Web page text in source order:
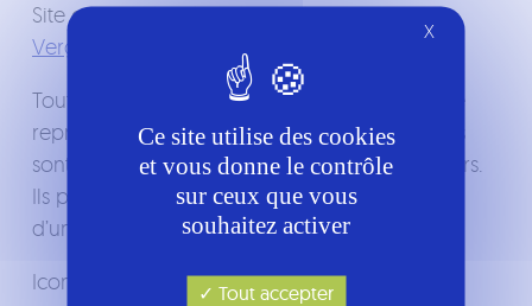
Site conçu, réalisé et alimenté parAlexandre
Vergnaud
Tout les travaux présenté sont les miens. Toute
reproduction est interdite. Les logos présentés
sont la propriété de leurs détenteurs / créateurs.
Ils peuvent être utilisé à des fin d’identification
d’un service ou d’une entreprise.
Icons : Dmitry Mirolyubovet Fontawesome
X
Ce site utilise des cookies
et vous donne le contrôle
sur ceux que vous
souhaitez activer
Tout accepter